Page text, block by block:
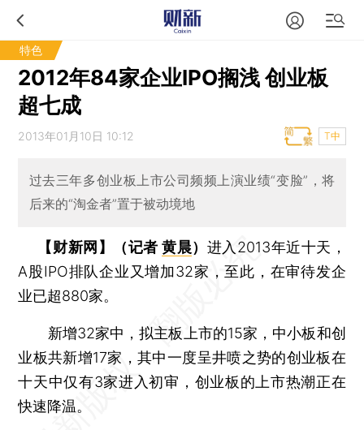
特色
2012年84家企业IPO搁浅 创业板
超七成
2013年01月10日 10:12 T中
过去三年多创业板上市公司频频上演业绩“变脸”，将
后来的“淘金者”置于被动境地
【财新网】（记者黄晨） 进入2013年近十天，
A股IPO排队企业又增加32家，至此，在审待发企
业已超880家。
新增32家中，拟主板上市的15家，中小板和创
业板共新增17家，其中一度呈井喷之势的创业板在
十天中仅有3家进入初审，创业板的上市热潮正在
快速降温。